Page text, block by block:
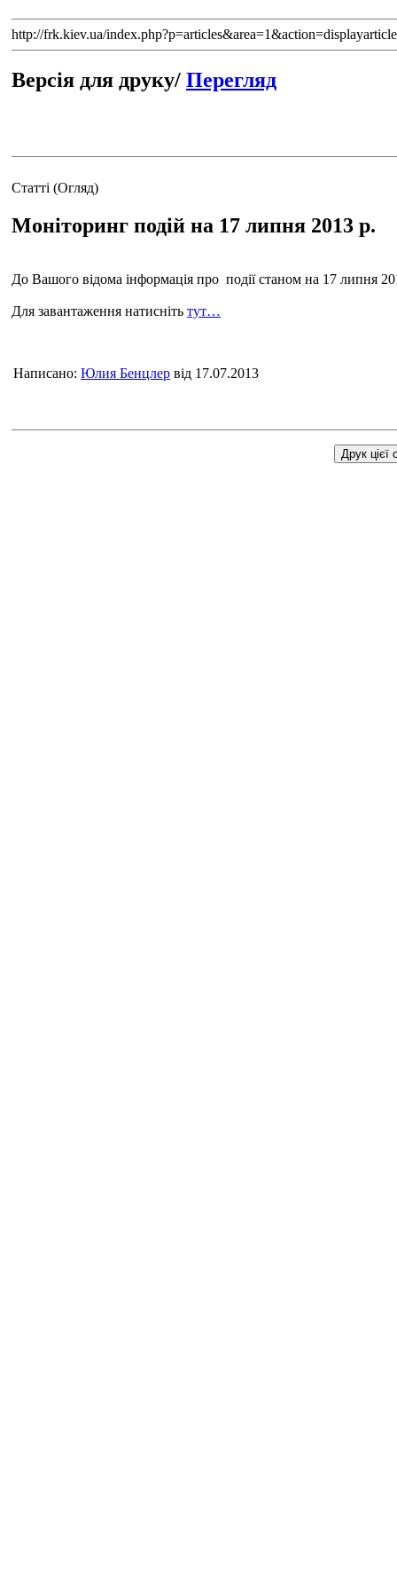
http://frk.kiev.ua/
Версія для друку/ Перегляд
Статті (Огляд)
Моніторинг подій на 17 липня 2013 р.
До Вашого відома інформація про події станом на 17 липня
Для завантаження натисніть тут…
Написано: Юлия Бенцлер від 17.07.2013